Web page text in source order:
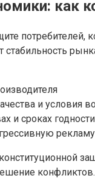
потребителей,
стабильность
и условия
и сроках годности
рекламу
конфликтов.